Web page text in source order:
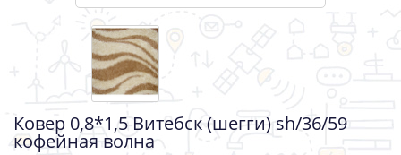
Ковер 0,8*1,5 Витебск (шегги) sh/36/59
кофейная волна